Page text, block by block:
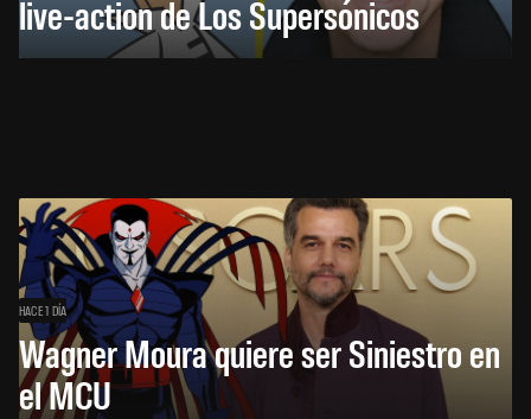
live-action de Los Supersónicos
HACE 1 DÍA
Wagner Moura quiere ser Siniestro en
el MCU